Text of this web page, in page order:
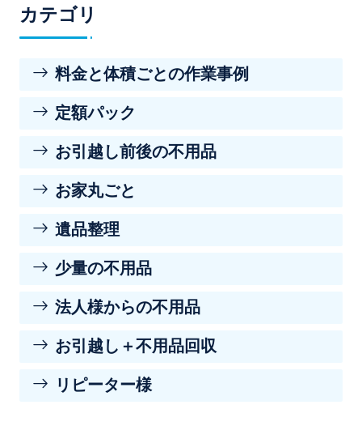
カテゴリ
料金と体積ごとの作業事例
定額パック
お引越し前後の不用品
お家丸ごと
遺品整理
少量の不用品
法人様からの不用品
お引越し＋不用品回収
リピーター様